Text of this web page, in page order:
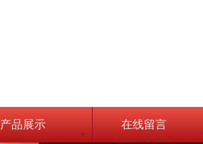
产品展示 在线留言